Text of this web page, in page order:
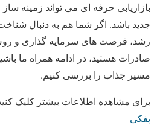
بازاریابی حرفه ‌ای می ‌تواند زمینه ‌ساز
جدید باشد. اگر شما هم به دنبال شناخت
رشد، فرصت ‌های سرمایه ‌گذاری و
صادرات هستید، در ادامه همراه ما
مسیر جذاب را بررسی کنیم.
برای مشاهده اطلاعات بیشتر کلیک
پفکی